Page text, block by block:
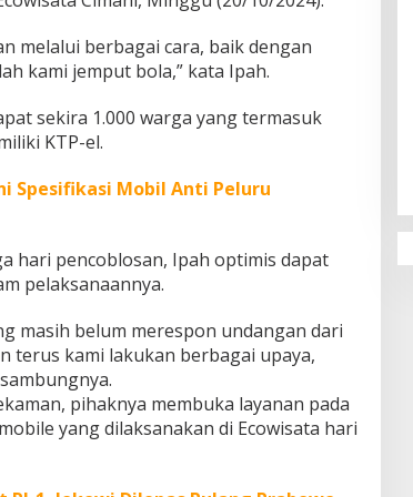
melalui berbagai cara, baik dengan
kami jemput bola,” kata Ipah.
sekira 1.000 warga yang termasuk
KTP-el.
Spesifikasi Mobil Anti Peluru
hari pencoblosan, Ipah optimis dapat
pelaksanaannya.
masih belum merespon undangan dari
terus kami lakukan berbagai upaya,
pihaknya membuka layanan pada
yang dilaksanakan di Ecowisata hari
Penguatan Pendidikan Agama dan
Karakter Sekolah Nur Al Rahman
Mempelajarinya